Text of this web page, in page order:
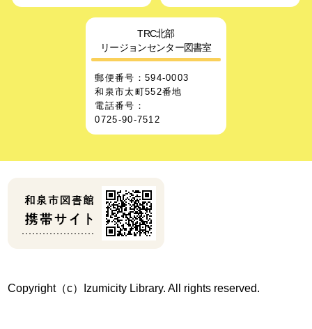
TRC北部
リージョンセンター図書室
郵便番号：594-0003
和泉市太町552番地
電話番号：
0725-90-7512
Copyright（c）Izumicity Library. All rights reserved.